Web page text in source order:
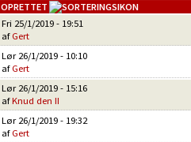
OPRETTET
Fri 25/1/2019 - 19:51
af Gert
Lør 26/1/2019 - 10:10
af Gert
Lør 26/1/2019 - 15:16
afKnud den II
Lør 26/1/2019 - 19:32
af Gert